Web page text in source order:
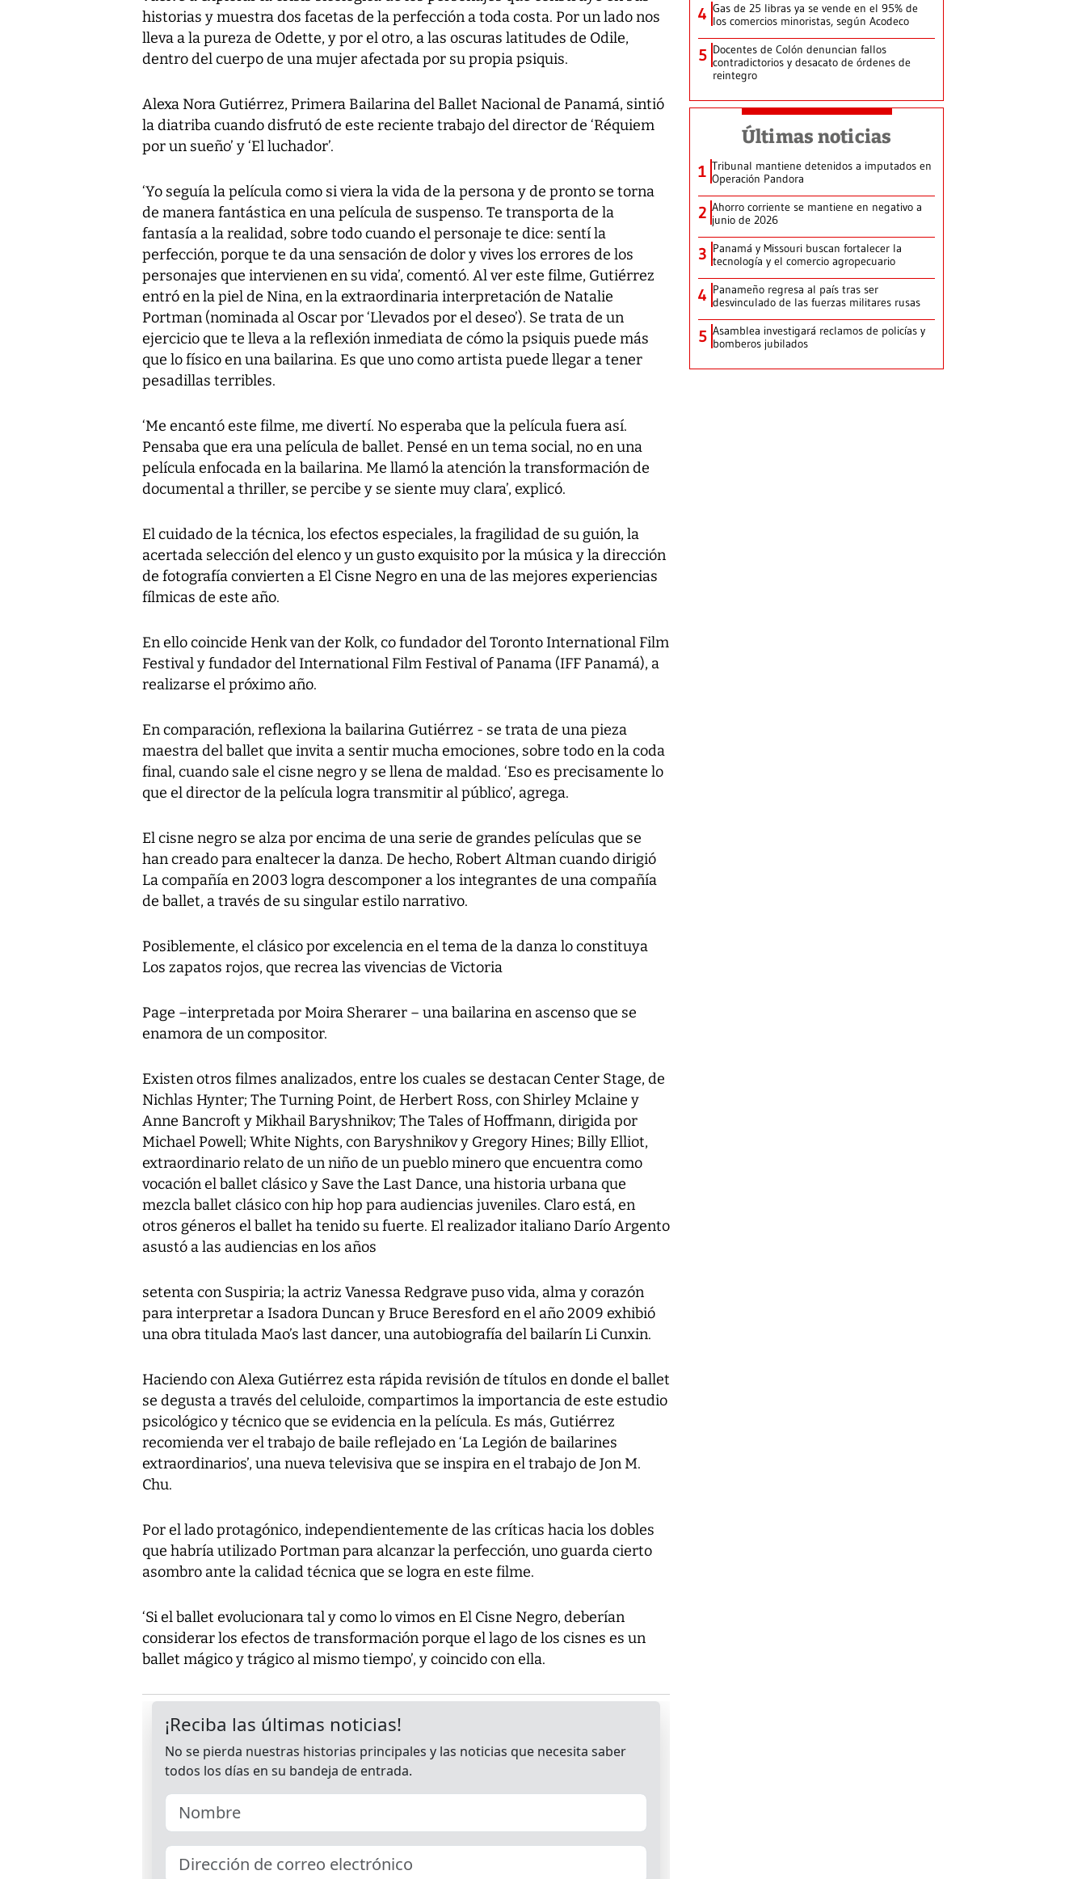
historias y muestra dos facetas de la perfección a toda costa. Por un lado nos
lleva a la pureza de Odette, y por el otro, a las oscuras latitudes de Odile,
dentro del cuerpo de una mujer afectada por su propia psiquis.
Alexa Nora Gutiérrez, Primera Bailarina del Ballet Nacional de Panamá, sintió
la diatriba cuando disfrutó de este reciente trabajo del director de ‘Réquiem
por un sueño’ y ‘El luchador’.
‘Yo seguía la película como si viera la vida de la persona y de pronto se torna
de manera fantástica en una película de suspenso. Te transporta de la
fantasía a la realidad, sobre todo cuando el personaje te dice: sentí la
perfección, porque te da una sensación de dolor y vives los errores de los
personajes que intervienen en su vida’, comentó. Al ver este filme, Gutiérrez
entró en la piel de Nina, en la extraordinaria interpretación de Natalie
Portman (nominada al Oscar por ‘Llevados por el deseo’). Se trata de un
ejercicio que te lleva a la reflexión inmediata de cómo la psiquis puede más
que lo físico en una bailarina. Es que uno como artista puede llegar a tener
pesadillas terribles.
‘Me encantó este filme, me divertí. No esperaba que la película fuera así.
Pensaba que era una película de ballet. Pensé en un tema social, no en una
película enfocada en la bailarina. Me llamó la atención la transformación de
documental a thriller, se percibe y se siente muy clara’, explicó.
El cuidado de la técnica, los efectos especiales, la fragilidad de su guión, la
acertada selección del elenco y un gusto exquisito por la música y la dirección
de fotografía convierten a El Cisne Negro en una de las mejores experiencias
fílmicas de este año.
En ello coincide Henk van der Kolk, co fundador del Toronto International Film
Festival y fundador del International Film Festival of Panama (IFF Panamá), a
realizarse el próximo año.
En comparación, reflexiona la bailarina Gutiérrez - se trata de una pieza
maestra del ballet que invita a sentir mucha emociones, sobre todo en la coda
final, cuando sale el cisne negro y se llena de maldad. ‘Eso es precisamente lo
que el director de la película logra transmitir al público’, agrega.
El cisne negro se alza por encima de una serie de grandes películas que se
han creado para enaltecer la danza. De hecho, Robert Altman cuando dirigió
La compañía en 2003 logra descomponer a los integrantes de una compañía
de ballet, a través de su singular estilo narrativo.
Posiblemente, el clásico por excelencia en el tema de la danza lo constituya
Los zapatos rojos, que recrea las vivencias de Victoria
Page –interpretada por Moira Sherarer – una bailarina en ascenso que se
enamora de un compositor.
Existen otros filmes analizados, entre los cuales se destacan Center Stage, de
Nichlas Hynter; The Turning Point, de Herbert Ross, con Shirley Mclaine y
Anne Bancroft y Mikhail Baryshnikov; The Tales of Hoffmann, dirigida por
Michael Powell; White Nights, con Baryshnikov y Gregory Hines; Billy Elliot,
extraordinario relato de un niño de un pueblo minero que encuentra como
vocación el ballet clásico y Save the Last Dance, una historia urbana que
mezcla ballet clásico con hip hop para audiencias juveniles. Claro está, en
otros géneros el ballet ha tenido su fuerte. El realizador italiano Darío Argento
asustó a las audiencias en los años
setenta con Suspiria; la actriz Vanessa Redgrave puso vida, alma y corazón
para interpretar a Isadora Duncan y Bruce Beresford en el año 2009 exhibió
una obra titulada Mao’s last dancer, una autobiografía del bailarín Li Cunxin.
Haciendo con Alexa Gutiérrez esta rápida revisión de títulos en donde el ballet
se degusta a través del celuloide, compartimos la importancia de este estudio
psicológico y técnico que se evidencia en la película. Es más, Gutiérrez
recomienda ver el trabajo de baile reflejado en ‘La Legión de bailarines
extraordinarios’, una nueva televisiva que se inspira en el trabajo de Jon M.
Chu.
Por el lado protagónico, independientemente de las críticas hacia los dobles
que habría utilizado Portman para alcanzar la perfección, uno guarda cierto
asombro ante la calidad técnica que se logra en este filme.
‘Si el ballet evolucionara tal y como lo vimos en El Cisne Negro, deberían
considerar los efectos de transformación porque el lago de los cisnes es un
ballet mágico y trágico al mismo tiempo’, y coincido con ella.
4 Gas de 25 libras ya se vende en el 95% de
los comercios minoristas, según Acodeco
5 Docentes de Colón denuncian fallos
contradictorios y desacato de órdenes de
reintegro
Últimas noticias
1 Tribunal mantiene detenidos a imputados en
Operación Pandora
2 Ahorro corriente se mantiene en negativo a
junio de 2026
3 Panamá y Missouri buscan fortalecer la
tecnología y el comercio agropecuario
4 Panameño regresa al país tras ser
desvinculado de las fuerzas militares rusas
5 Asamblea investigará reclamos de policías y
bomberos jubilados